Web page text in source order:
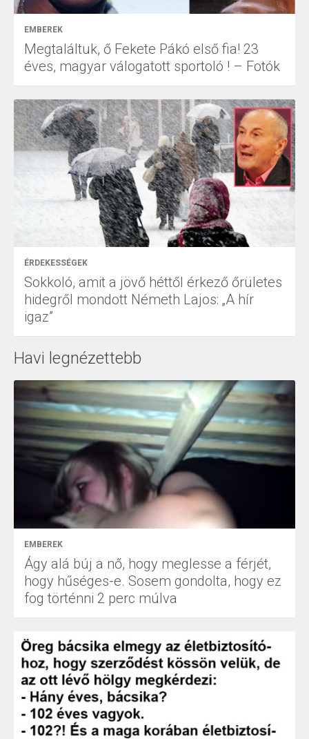
EMBEREK
Megtaláltuk, ő Fekete Pákó első fia! 23
éves, magyar válogatott sportoló ! – Fotók
ÉRDEKESSÉGEK
Sokkoló, amit a jövő héttől érkező őrületes
hidegről mondott Németh Lajos: „A hír
igaz”
Havi legnézettebb
EMBEREK
Ágy alá búj a nő, hogy meglesse a férjét,
hogy hűséges-e. Sosem gondolta, hogy ez
fog történni 2 perc múlva